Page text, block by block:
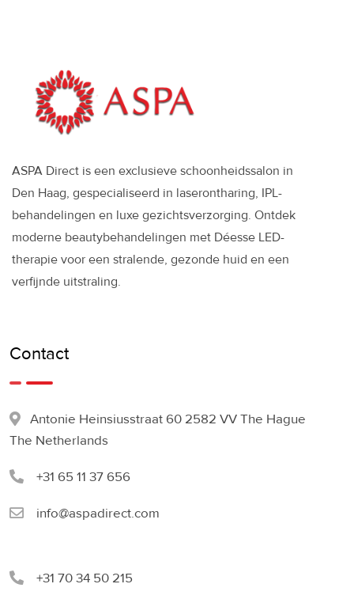
ASPA Direct is een exclusieve schoonheidssalon in
Den Haag, gespecialiseerd in laserontharing, IPL-
behandelingen en luxe gezichtsverzorging. Ontdek
moderne beautybehandelingen met Déesse LED-
therapie voor een stralende, gezonde huid en een
verfijnde uitstraling.
Contact
Antonie Heinsiusstraat 60 2582 VV The Hague
The Netherlands
+31 65 11 37 656
info@aspadirect.com
+31 70 34 50 215